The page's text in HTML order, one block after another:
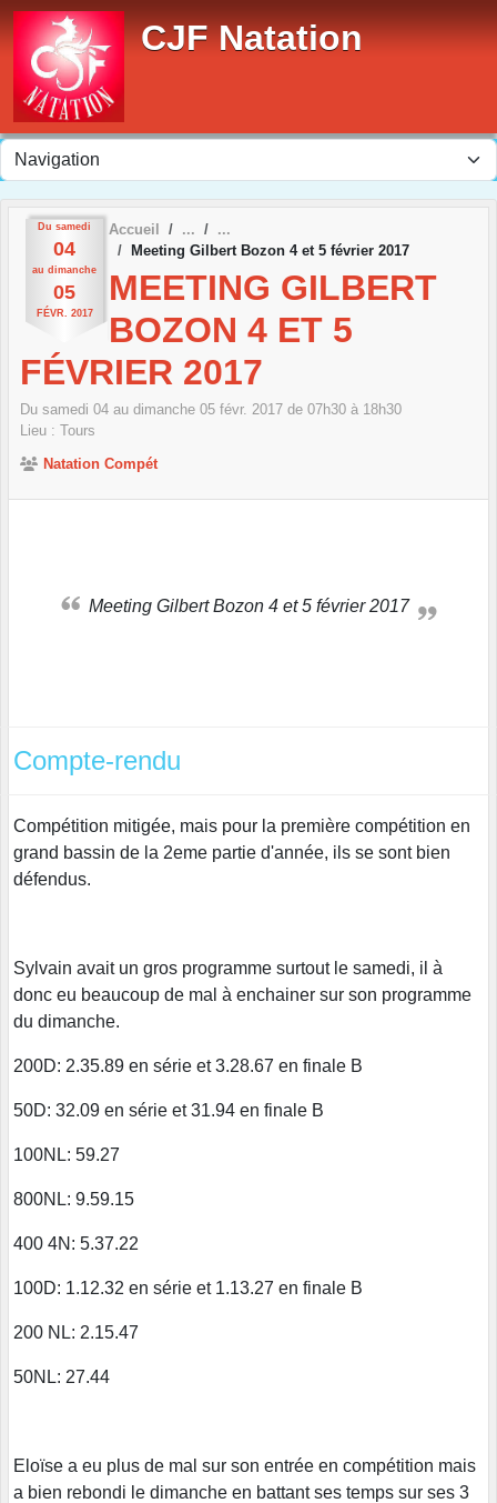
CJF Natation
Du samedi
04
au dimanche
05
FÉVR. 2017
Accueil
Meeting Gilbert Bozon 4 et 5 février 2017
MEETING GILBERT
BOZON 4 ET 5
FÉVRIER 2017
Du samedi 04 au dimanche 05 févr. 2017 de 07h30 à 18h30
Lieu : Tours
Natation Compét
Meeting Gilbert Bozon 4 et 5 février 2017
Compte-rendu
Compétition mitigée, mais pour la première compétition en
grand bassin de la 2eme partie d'année, ils se sont bien
défendus.
Sylvain avait un gros programme surtout le samedi, il à
donc eu beaucoup de mal à enchainer sur son programme
du dimanche.
200D: 2.35.89 en série et 3.28.67 en finale B
50D: 32.09 en série et 31.94 en finale B
100NL: 59.27
800NL: 9.59.15
400 4N: 5.37.22
100D: 1.12.32 en série et 1.13.27 en finale B
200 NL: 2.15.47
50NL: 27.44
Eloïse a eu plus de mal sur son entrée en compétition mais
a bien rebondi le dimanche en battant ses temps sur ses 3
Panneau de gestion des cookies